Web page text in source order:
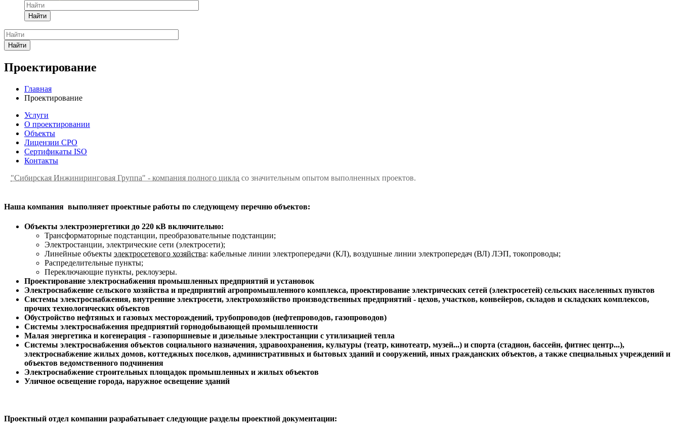
Найти
Найти
Проектирование
Главная
Проектирование
Услуги
О проектировании
Объекты
Лицензии СРО
Сертификаты ISO
Контакты
"Сибирская Инжиниринговая Группа" - компания полного цикла со значительным опытом выполненных проектов.
Наша компания выполняет проектные работы по следующему перечню объектов:
Объекты электроэнергетики до 220 кВ включительно:
Трансформаторные подстанции, преобразовательные подстанции;
Электростанции, электрические сети (электросети);
Линейные объекты электросетевого хозяйства: кабельные линии электропередачи (КЛ), воздушные линии электропередач (ВЛ) ЛЭП, токопроводы;
Распределительные пункты;
Переключающие пункты, реклоузеры.
Проектирование электроснабжения промышленных предприятий и установок
Электроснабжение сельского хозяйства и предприятий агропромышленного комплекса, проектирование электрических сетей (электросетей) сельских населенных пунктов
Системы электроснабжения, внутренние электросети, электрохозяйство производственных предприятий - цехов, участков, конвейеров, складов и складских комплексов,
прочих технологических объектов
Обустройство нефтяных и газовых месторождений, трубопроводов (нефтепроводов, газопроводов)
Системы электроснабжения предприятий горнодобывающей промышленности
Малая энергетика и когенерация - газопоршневые и дизельные электростанции с утилизацией тепла
Системы электроснабжения объектов социального назначения, здравоохранения, культуры (театр, кинотеатр, музей...) и спорта (стадион, бассейн, фитнес центр...),
электроснабжение жилых домов, коттеджных поселков, административных и бытовых зданий и сооружений, иных гражданских объектов, а также специальных учреждений и
объектов ведомственного подчинения
Электроснабжение строительных площадок промышленных и жилых объектов
Уличное освещение города, наружное освещение зданий
Проектный отдел компании разрабатывает следующие разделы проектной документации: